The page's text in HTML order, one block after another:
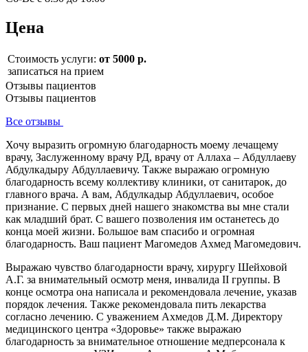
Цена
Стоимость услуги: от 5000 р.
записаться на прием
Отзывы пациентов
Отзывы пациентов
Все отзывы
Хочу выразить огромную благодарность моему лечащему
врачу, Заслуженному врачу РД, врачу от Аллаха – Абдуллаеву
Абдулкадыру Абдуллаевичу. Также выражаю огромную
благодарность всему коллективу клиники, от санитарок, до
главного врача. А вам, Абдулкадыр Абдуллаевич, особое
признание. С первых дней нашего знакомства вы мне стали
как младший брат. С вашего позволения им останетесь до
конца моей жизни. Большое вам спасибо и огромная
благодарность. Ваш пациент Магомедов Ахмед Магомедович.
Выражаю чувство благодарности врачу, хирургу Шейховой
А.Г. за внимательный осмотр меня, инвалида II группы. В
конце осмотра она написала и рекомендовала лечение, указав
порядок лечения. Также рекомендовала пить лекарства
согласно лечению. С уважением Ахмедов Д.М. Директору
медицинского центра «Здоровье» также выражаю
благодарность за внимательное отношение медперсонала к